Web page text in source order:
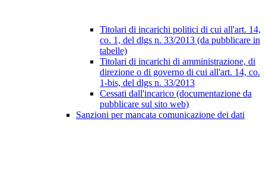
Titolari di incarichi politici di cui all'art. 14,
co. 1, del dlgs n. 33/2013 (da pubblicare in
tabelle)
Titolari di incarichi di amministrazione, di
direzione o di governo di cui all'art. 14, co.
1-bis, del dlgs n. 33/2013
Cessati dall'incarico (documentazione da
pubblicare sul sito web)
Sanzioni per mancata comunicazione dei dati